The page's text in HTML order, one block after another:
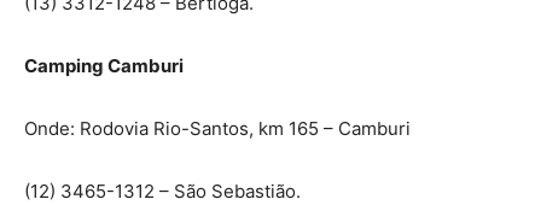
Camping Camburi
Onde: Rodovia Rio-Santos, km 165 – Camburi
(12) 3465-1312 – São Sebastião.